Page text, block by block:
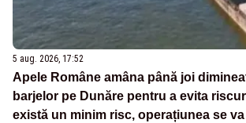
5 aug. 2026, 17:52
Apele Române amâna până joi
barjelor pe Dunăre pentru a evita
există un minim risc, operațiunea se va